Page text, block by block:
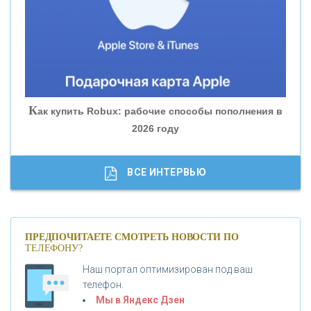
«БАНК ГЛОБЭКС»
«СОВКОМБАНК»
«ГАЗПРОМБАНК»
«АБСОЛЮТ БАНК»
«БАНК ВОЗРОЖДЕНИЕ»
Как купить Robux: рабочие способы пополнения в
2026 году
Банки.ру обновил логотип впервые за 19 лет -
ВСЕ ИНТЕРВЬЮ
ПРЕДПОЧИТАЕТЕ СМОТРЕТЬ НОВОСТИ ПО
ТЕЛЕФОНУ?
Наш портал оптимизирован под ваш
телефон.
Мы в Яндекс Дзен